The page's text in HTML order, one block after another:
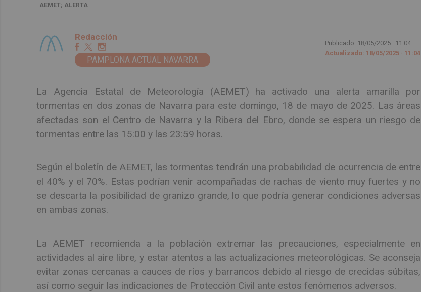
AEMET; ALERTA
Redacción
PAMPLONA ACTUAL NAVARRA
Publicado: 18/05/2025 · 11:04
Actualizado: 18/05/2025 · 11:04
La Agencia Estatal de Meteorología (AEMET) ha activado una alerta amarilla por
tormentas en dos zonas de Navarra para este domingo, 18 de mayo de 2025. Las áreas
afectadas son el Centro de Navarra y la Ribera del Ebro, donde se espera un riesgo de
tormentas entre las 15:00 y las 23:59 horas.
Según el boletín de AEMET, las tormentas tendrán una probabilidad de ocurrencia de entre
el 40% y el 70%. Estas podrían venir acompañadas de rachas de viento muy fuertes y no
se descarta la posibilidad de granizo grande, lo que podría generar condiciones adversas
en ambas zonas.
La AEMET recomienda a la población extremar las precauciones, especialmente en
actividades al aire libre, y estar atentos a las actualizaciones meteorológicas. Se aconseja
evitar zonas cercanas a cauces de ríos y barrancos debido al riesgo de crecidas súbitas,
así como seguir las indicaciones de Protección Civil ante estos fenómenos adversos.